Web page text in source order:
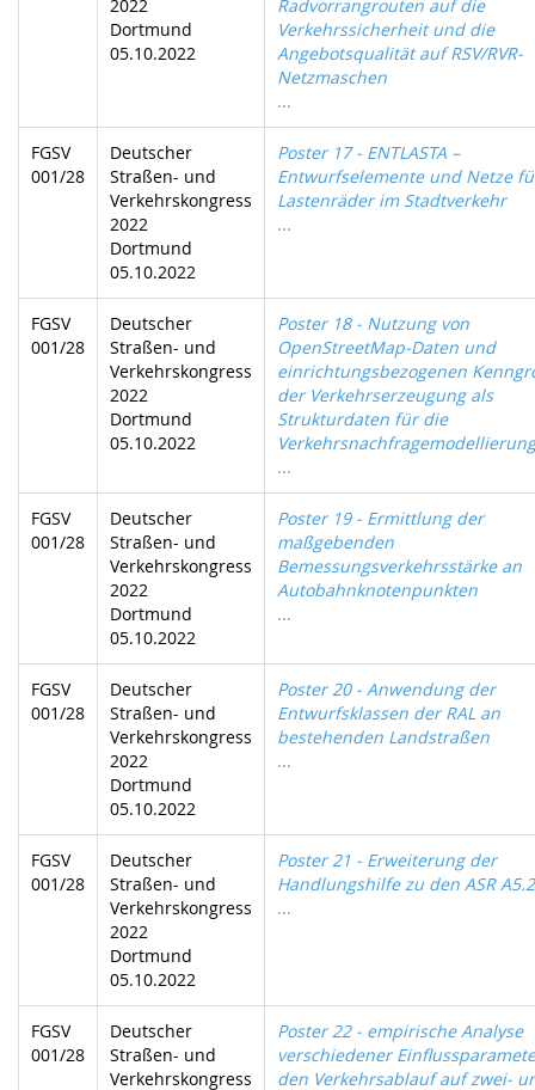
2022
Dortmund
05.10.2022
Radvorrangrouten auf die
Verkehrssicherheit und die
Angebotsqualität auf RSV/RVR-
Netzmaschen
...
FGSV
001/28
Deutscher
Straßen- und
Verkehrskongress
2022
Dortmund
05.10.2022
Poster 17 - ENTLASTA –
Entwurfselemente und Netze
Lastenräder im Stadtverkehr
...
FGSV
001/28
Deutscher
Straßen- und
Verkehrskongress
2022
Dortmund
05.10.2022
Poster 18 - Nutzung von
OpenStreetMap-Daten und
einrichtungsbezogenen
der Verkehrserzeugung als
Strukturdaten für die
Verkehrsnachfragemodellierung
...
FGSV
001/28
Deutscher
Straßen- und
Verkehrskongress
2022
Dortmund
05.10.2022
Poster 19 - Ermittlung der
maßgebenden
Bemessungsverkehrsstärke an
Autobahnknotenpunkten
...
FGSV
001/28
Deutscher
Straßen- und
Verkehrskongress
2022
Dortmund
05.10.2022
Poster 20 - Anwendung der
Entwurfsklassen der RAL an
bestehenden Landstraßen
...
FGSV
001/28
Deutscher
Straßen- und
Verkehrskongress
2022
Dortmund
05.10.2022
Poster 21 - Erweiterung der
Handlungshilfe zu den ASR A5.2
...
FGSV
001/28
Deutscher
Straßen- und
Verkehrskongress
Poster 22 - empirische Analyse
verschiedener
den Verkehrsablauf auf zwei-